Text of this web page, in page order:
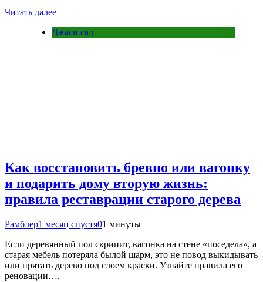
Читать далее
Дача и сад
Как восстановить бревно или вагонку
и подарить дому вторую жизнь:
правила реставрации старого дерева
Рамблер1 месяц спустя01 минуты
Если деревянный пол скрипит, вагонка на стене «поседела», а
старая мебель потеряла былой шарм, это не повод выкидывать
или прятать дерево под слоем краски. Узнайте правила его
реновации….